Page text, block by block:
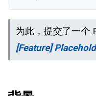
为此，提交了一个
[Feature]